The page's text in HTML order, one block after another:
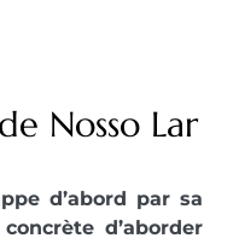
Nosso Lar
d’abord par sa
d’aborder